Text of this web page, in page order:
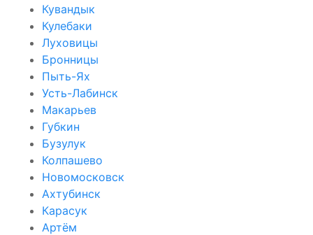
Кувандык
Кулебаки
Луховицы
Бронницы
Пыть-Ях
Усть-Лабинск
Макарьев
Губкин
Бузулук
Колпашево
Новомосковск
Ахтубинск
Карасук
Артём